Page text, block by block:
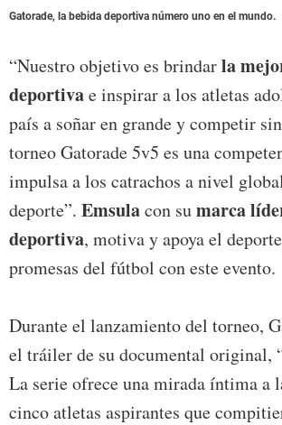
Gatorade, la bebida deportiva número uno en el mundo.
“Nuestro objetivo es brindarla
deportivae inspirar a los atletas
país a soñar en grande y competir
torneo Gatorade 5v5 es una
impulsa a los catrachos a nivel
deporte”. Emsulacon sumarca
deportiva, motiva y apoya el
promesas del fútbol con este evento.
Durante el lanzamiento del torneo,
el tráiler de su documental original,
La serie ofrece una mirada íntima a
cinco atletas aspirantes que